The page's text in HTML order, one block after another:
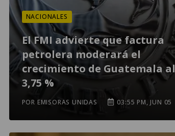
NACIONALES
El FMI advierte que factura
petrolera moderará el
crecimiento de Guatemala al
3,75 %
POR EMISORAS UNIDAS 03:55 PM, JUN 05